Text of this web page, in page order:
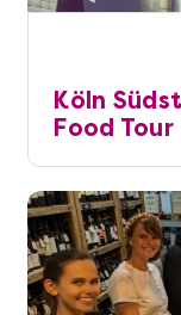
Köln
Food Tour